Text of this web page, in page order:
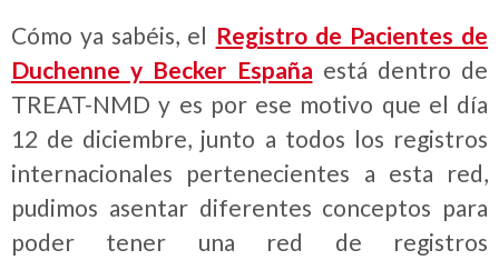
Cómo ya sabéis, el Registro de Pacientes de
Duchenne y Becker España está dentro de
TREAT-NMD y es por ese motivo que el día
12 de diciembre, junto a todos los registros
internacionales pertenecientes a esta red,
pudimos asentar diferentes conceptos para
poder tener una red de registros